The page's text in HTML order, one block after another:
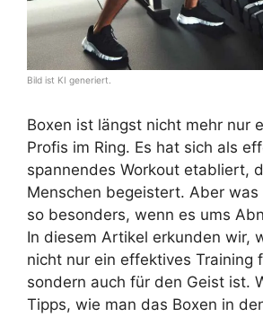
Bild ist KI generiert.
Boxen ist längst nicht mehr nur
Profis im Ring. Es hat sich als
spannendes Workout etabliert,
Menschen begeistert. Aber was
so besonders, wenn es ums
In diesem Artikel erkunden wir,
nicht nur ein effektives Training
sondern auch für den Geist ist.
Tipps, wie man das Boxen in